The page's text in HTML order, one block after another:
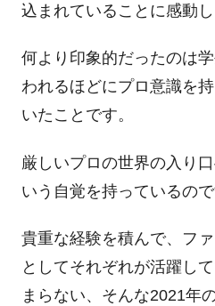
込まれていることに感動し
何より印象的だったのは
われるほどにプロ意識を
いたことです。
厳しいプロの世界の入り
いう自覚を持っているので
貴重な経験を積んで、フ
としてそれぞれが活躍し
まらない、そんな2021年